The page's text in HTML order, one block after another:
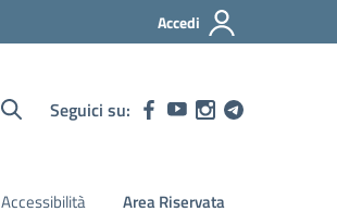
Accedi
Seguici su:
Accessibilità Area Riservata